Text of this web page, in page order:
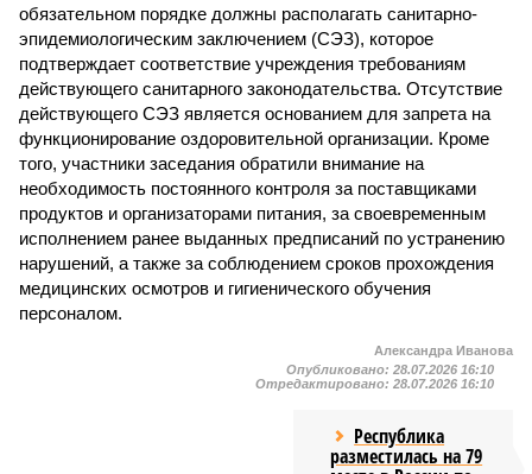
обязательном порядке должны располагать санитарно-
эпидемиологическим заключением (СЭЗ), которое
подтверждает соответствие учреждения требованиям
действующего санитарного законодательства. Отсутствие
действующего СЭЗ является основанием для запрета на
функционирование оздоровительной организации. Кроме
того, участники заседания обратили внимание на
необходимость постоянного контроля за поставщиками
продуктов и организаторами питания, за своевременным
исполнением ранее выданных предписаний по устранению
нарушений, а также за соблюдением сроков прохождения
медицинских осмотров и гигиенического обучения
персоналом.
Александра Иванова
Опубликовано: 28.07.2026 16:10
Отредактировано: 28.07.2026 16:10
Республика
разместилась на 79